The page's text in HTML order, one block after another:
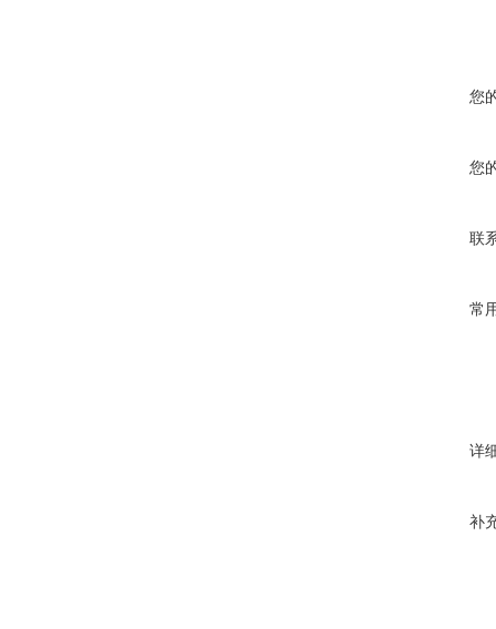
您
您
联
常
详
补